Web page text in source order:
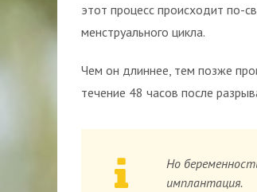
этот процесс происходит по-
менструального цикла.
Чем он длиннее, тем позже
течение 48 часов после
Но
имплантация.